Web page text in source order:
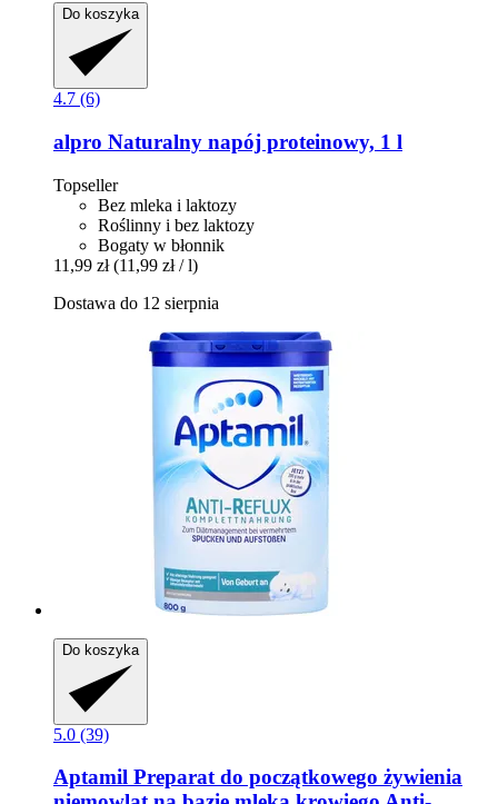
Do koszyka
4.7 (6)
alpro Naturalny napój proteinowy, 1 l
Topseller
Bez mleka i laktozy
Roślinny i bez laktozy
Bogaty w błonnik
11,99 zł (11,99 zł / l)
Dostawa do 12 sierpnia
Do koszyka
5.0 (39)
Aptamil Preparat do początkowego żywienia